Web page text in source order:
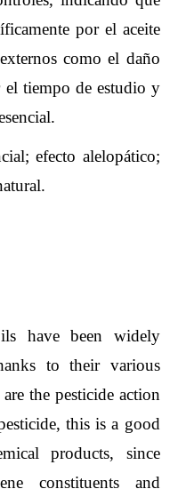
por el aceite
como el daño
tiempo de estudio y
.
efecto alelopático;
.
have been widely
to their various
the pesticide action
this is a good
products, since
constituents and